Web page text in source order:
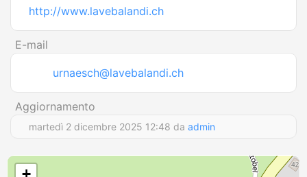
http://www.lavebalandi.ch
E-mail
urnaesch@lavebalandi.ch
Aggiornamento
martedì 2 dicembre 2025 12:48 da admin